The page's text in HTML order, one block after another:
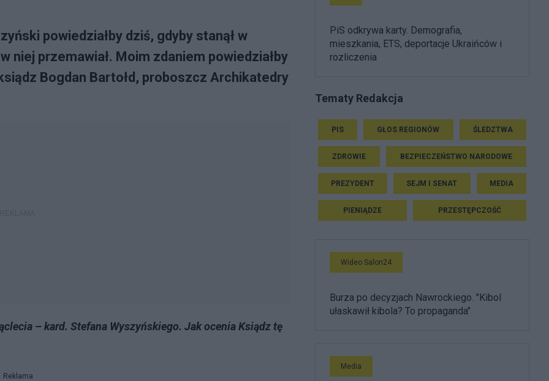
powiedziałby dziś, gdyby stanął w
niej przemawiał. Moim zdaniem powiedziałby
Bogdan Bartołd, proboszcz Archikatedry
– kard. Stefana Wyszyńskiego. Jak ocenia Ksiądz tę
Reklama
PiS odkrywa karty. Demografia,
mieszkania, ETS, deportacje Ukraińców i
rozliczenia
Tematy Redakcja
PIS GŁOS REGIONÓW ŚLEDZTWA
ZDROWIE BEZPIECZEŃSTWO NARODOWE
PREZYDENT SEJM I SENAT MEDIA
PIENIĄDZE PRZESTĘPCZOŚĆ
Wideo Salon24
Burza po decyzjach Nawrockiego. "Kibol
ułaskawił kibola? To propaganda"
Media